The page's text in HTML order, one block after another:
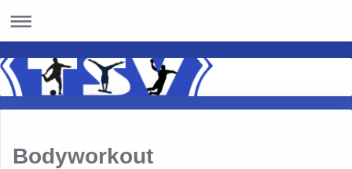
Bodyworkout